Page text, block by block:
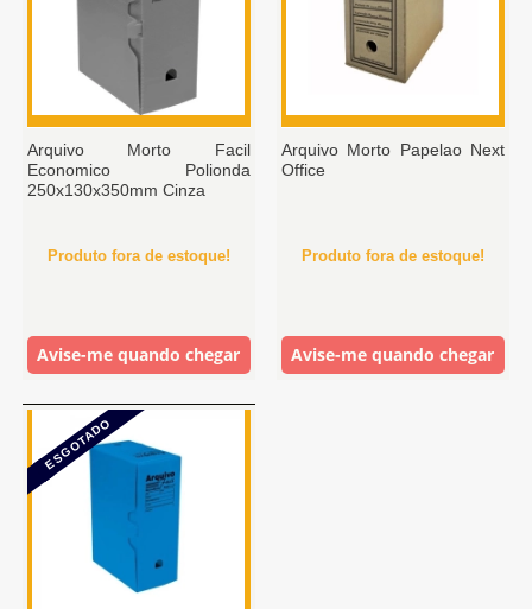
Arquivo Morto Facil
Economico Polionda
250x130x350mm Cinza
Produto fora de estoque!
Avise-me quando chegar
Arquivo Morto Papelao Next
Office
Produto fora de estoque!
Avise-me quando chegar
ESGOTADO